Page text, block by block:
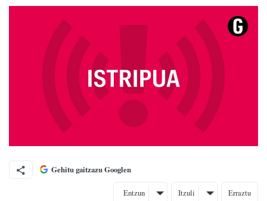
Gehitu gaitzazu Googlen
Entzun Itzuli Erraztu